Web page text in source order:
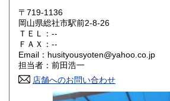
大阪府 300円
奈良県
鳥取県
300円 広島県
〒719-1136
岡山県総社市駅前2-8-26
ＴＥＬ：--
ＦＡＸ：--
Email：husityousyoten@yahoo.co.jp
担当者：前田浩一
店舗へのお問い合わせ